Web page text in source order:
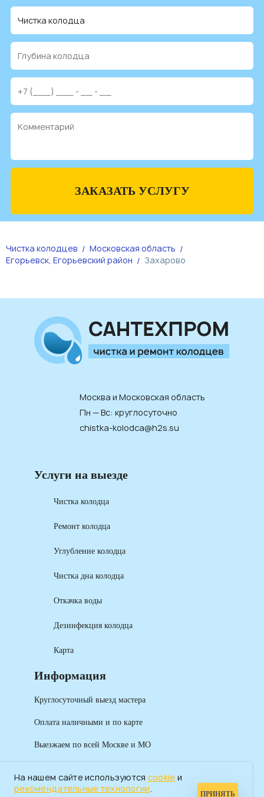
ЗАКАЗАТЬ УСЛУГУ
Чистка колодцев
Московская область
Егорьевск, Егорьевский район
Захарово
Услуги на выезде
Чистка колодца
Ремонт колодца
Углубление колодца
Чистка дна колодца
Откачка воды
Дезинфекция колодца
Карта
Информация
Круглосуточный выезд мастера
Оплата наличными и по карте
Выезжаем по всей Москве и МО
Москва и Московская область
Пн — Вс: круглосуточно
chistka-kolodca@h2s.su
На нашем сайте используются cookie и
рекомендательные технологии.
ПРИНЯТЬ